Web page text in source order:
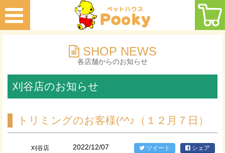
SHOP NEWS
各店舗からのお知らせ
刈谷店のお知らせ
トリミングのお客様(^^♪（１２月７日）
刈谷店 2022/12/07 ツイート シェア